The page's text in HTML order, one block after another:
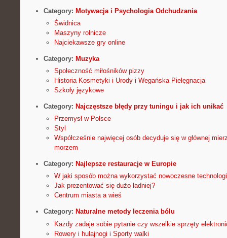
Category: Motywacja i Psychologia Odchudzania
Świdnica
Maszyny rolnicze
Najciekawsze gry online
Category: Muzyka
Społeczność miłośników pizzy
Historia Kosmetyki i Urody i Wegańska Pielęgnacja
Szkoły językowe
Category: Najczęstsze błędy przy tuningu i jak ich unikać
Przemysł w Polsce
Styl
Współcześnie najwięcej osób decyduje się w głównej
morzem
Category: Najlepsze restauracje w Europie
W jaki sposób można wykorzystać nowoczesne
Jak prezentować się dużo ładniej?
Centrum miasta a wieś
Category: Naturalne metody leczenia bólu
Każdy zadaje sobie pytanie czy wszelkie sprzęty
Rowery i hulajnogi i Sporty walki